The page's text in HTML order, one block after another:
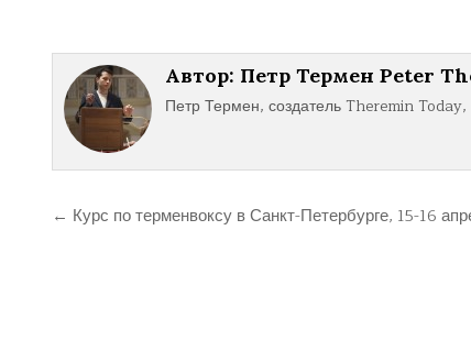
Автор: Петр Термен Peter
Петр Термен, создатель Theremin
Навигация
← Курс по терменвоксу в Санкт-Петербурге, 15-16